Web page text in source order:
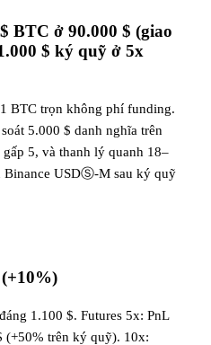
BTC ở 90.000 $ (giao
$ ký quỹ ở 5x
BTC trọn không phí funding.
5.000 $ danh nghĩa trên
5, và thanh lý quanh 18–
Binance USDⓈ-M sau ký quỹ
1.100 $. Futures 5x: PnL
(+50% trên ký quỹ). 10x: